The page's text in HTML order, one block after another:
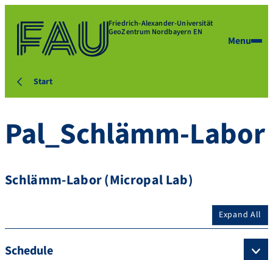
Friedrich-Alexander-Universität
GeoZentrum Nordbayern EN
Menu
Start
Pal_Schlämm-Labor
Schlämm-Labor (Micropal Lab)
Expand All
Schedule